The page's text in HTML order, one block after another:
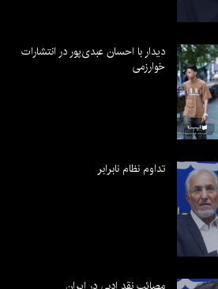
دیدار با احسان عبدی‌پور در انتشارات
خوارزمی
تداوم نظام نابرابر